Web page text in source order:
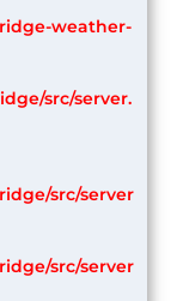
weather-
src/server.
src/server
src/server